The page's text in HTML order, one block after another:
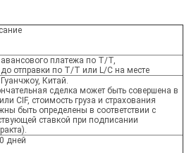
авансового платежа по Т/Т,
до отправки по Т/Т или L/C на месте
Китай.
сделка может быть совершена в
CIF, стоимость груза и страхования
быть определены в соответствии с
ставкой при подписании
дней